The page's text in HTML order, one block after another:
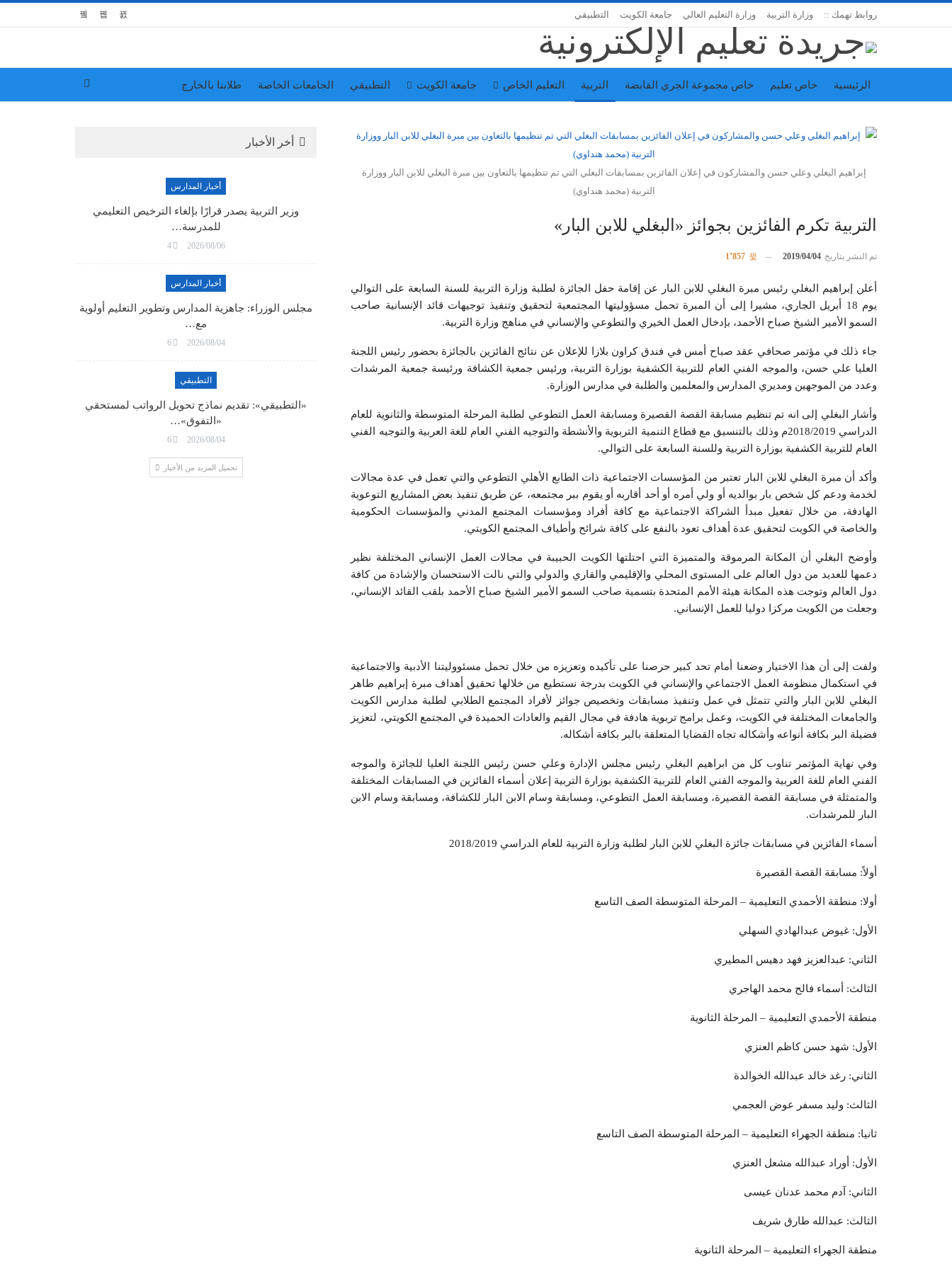
روابط تهمك :: وزارة التربية وزارة التعليم العالي جامعة الكويت التطبيقي
الرئيسية خاص تعليم خاص مجموعة الجري القابضة التربية التعليم الخاص جامعة الكويت التطبيقي الجامعات الخاصة طلابنا بالخارج
إبراهيم البغلي وعلي حسن والمشاركون في إعلان الفائزين بمسابقات البغلي التي تم تنظيمها بالتعاون بين مبرة البغلي للابن البار ووزارة
التربية (محمد هنداوي)
التربية تكرم الفائزين بجوائز «البغلي للابن البار»
تم النشر بتاريخ 2019/04/04
أعلن إبراهيم البغلي رئيس مبرة البغلي للابن البار عن إقامة حفل الجائزة لطلبة وزارة التربية للسنة السابعة على التوالي
يوم 18 أبريل الجاري، مشيرا إلى أن المبرة تحمل مسؤوليتها المجتمعية لتحقيق وتنفيذ توجيهات قائد الإنسانية صاحب
السمو الأمير الشيخ صباح الأحمد، بإدخال العمل الخيري والتطوعي والإنساني في مناهج وزارة التربية.
جاء ذلك في مؤتمر صحافي عقد صباح أمس في فندق كراون بلازا للإعلان عن نتائج الفائزين بالجائزة بحضور رئيس اللجنة
العليا علي حسن، والموجه الفني العام للتربية الكشفية بوزارة التربية، ورئيس جمعية الكشافة ورئيسة جمعية المرشدات
وعدد من الموجهين ومديري المدارس والمعلمين والطلبة في مدارس الوزارة.
وأشار البغلي إلى انه تم تنظيم مسابقة القصة القصيرة ومسابقة العمل التطوعي لطلبة المرحلة المتوسطة والثانوية للعام
الدراسي 2018/2019م وذلك بالتنسيق مع قطاع التنمية التربوية والأنشطة والتوجيه الفني العام للغة العربية والتوجيه الفني
العام للتربية الكشفية بوزارة التربية وللسنة السابعة على التوالي.
وأكد أن مبرة البغلي للابن البار تعتبر من المؤسسات الاجتماعية ذات الطابع الأهلي التطوعي والتي تعمل في عدة مجالات
لخدمة ودعم كل شخص بار بوالديه أو ولي أمره أو أحد أقاربه أو يقوم ببر مجتمعه، عن طريق تنفيذ بعض المشاريع التوعوية
الهادفة، من خلال تفعيل مبدأ الشراكة الاجتماعية مع كافة أفراد ومؤسسات المجتمع المدني والمؤسسات الحكومية
والخاصة في الكويت لتحقيق عدة أهداف تعود بالنفع على كافة شرائح وأطياف المجتمع الكويتي.
وأوضح البغلي أن المكانة المرموقة والمتميزة التي احتلتها الكويت الحبيبة في مجالات العمل الإنساني المختلفة نظير
دعمها للعديد من دول العالم على المستوى المحلي والإقليمي والقاري والدولي والتي نالت الاستحسان والإشادة من كافة
دول العالم وتوجت هذه المكانة هيئة الأمم المتحدة بتسمية صاحب السمو الأمير الشيخ صباح الأحمد بلقب القائد الإنساني،
وجعلت من الكويت مركزا دوليا للعمل الإنساني.
ولفت إلى أن هذا الاختيار وضعنا أمام تحد كبير حرصنا على تأكيده وتعزيزه من خلال تحمل مسئووليتنا الأدبية والاجتماعية
في استكمال منظومة العمل الاجتماعي والإنساني في الكويت بدرجة نستطيع من خلالها تحقيق أهداف مبرة إبراهيم طاهر
البغلي للابن البار والتي تتمثل في عمل وتنفيذ مسابقات وتخصيص جوائز لأفراد المجتمع الطلابي لطلبة مدارس الكويت
والجامعات المختلفة في الكويت، وعمل برامج تربوية هادفة في مجال القيم والعادات الحميدة في المجتمع الكويتي، لتعزيز
فضيلة البر بكافة أنواعه وأشكاله تجاه القضايا المتعلقة بالبر بكافة أشكاله.
وفي نهاية المؤتمر تناوب كل من ابراهيم البغلي رئيس مجلس الإدارة وعلي حسن رئيس اللجنة العليا للجائزة والموجه
الفني العام للغة العربية والموجه الفني العام للتربية الكشفية بوزارة التربية إعلان أسماء الفائزين في المسابقات المختلفة
والمتمثلة في مسابقة القصة القصيرة، ومسابقة العمل التطوعي، ومسابقة وسام الابن البار للكشافة، ومسابقة وسام الابن
البار للمرشدات.
أسماء الفائزين في مسابقات جائزة البغلي للابن البار لطلبة وزارة التربية للعام الدراسي 2018/2019
أولاً: مسابقة القصة القصيرة
أولا: منطقة الأحمدي التعليمية – المرحلة المتوسطة الصف التاسع
الأول: غيوض عبدالهادي السهلي
الثاني: عبدالعزيز فهد دهيس المطيري
الثالث: أسماء فالح محمد الهاجري
منطقة الأحمدي التعليمية – المرحلة الثانوية
الأول: شهد حسن كاظم العنزي
الثاني: رغد خالد عبدالله الخوالدة
الثالث: وليد مسفر عوض العجمي
ثانيا: منطقة الجهراء التعليمية – المرحلة المتوسطة الصف التاسع
الأول: أوراد عبدالله مشعل العنزي
الثاني: آدم محمد عدنان عيسى
الثالث: عبدالله طارق شريف
منطقة الجهراء التعليمية – المرحلة الثانوية
أخر الأخبار
أخبار المدارس
وزير التربية يصدر قرارًا بإلغاء الترخيص التعليمي
للمدرسة…
2026/08/06
4
أخبار المدارس
مجلس الوزراء: جاهزية المدارس وتطوير التعليم أولوية
مع…
2026/08/04
6
التطبيقي
«التطبيقي»: تقديم نماذج تحويل الرواتب لمستحقي
«التفوق»…
2026/08/04
6
تحميل المزيد من الأخبار